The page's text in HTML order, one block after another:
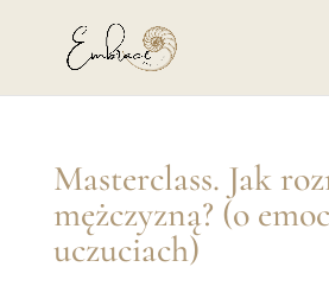
Masterclass. Jak
mężczyzną? (o
uczuciach)